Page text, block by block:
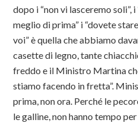
dopo i “non vi lasceremo
meglio di prima” i “dovete
voi” è quella che abbiamo
casette di legno, tante
freddo e il Ministro Martina
stiamo facendo in fretta”.
prima, non ora. Perché le
le galline, non hanno tempo